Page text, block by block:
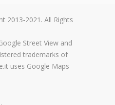
2013-2021. All Rights
Street View and
trademarks of
uses Google Maps